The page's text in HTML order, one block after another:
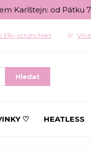
od Pátku
Elly-scrunchies Více
Hledat
♡ HEATLESS